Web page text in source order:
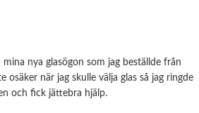
nya glasögon som jag beställde från
osäker när jag skulle välja glas så jag ringde
och fick jättebra hjälp.